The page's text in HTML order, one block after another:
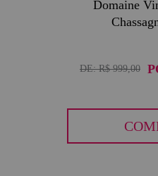
Domaine
DE:R$ 999,00